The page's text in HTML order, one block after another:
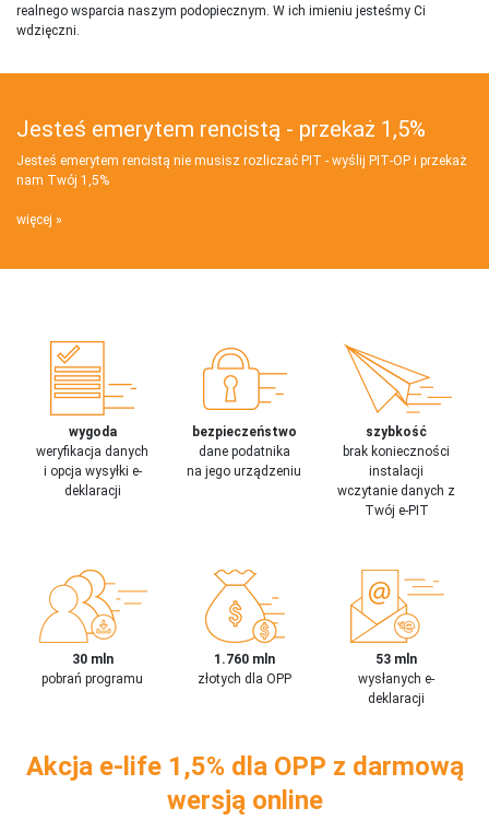
realnego wsparcia naszym podopiecznym. W ich imieniu jesteśmy Ci
wdzięczni.
Jesteś emerytem rencistą - przekaż 1,5%
Jesteś emerytem rencistą nie musisz rozliczać PIT - wyślij PIT‑OP i przekaż
nam Twój 1,5%
więcej
wygoda
weryfikacja danych
i opcja wysyłki e-
deklaracji
bezpieczeństwo
dane podatnika
na jego urządzeniu
szybkość
brak konieczności
instalacji
wczytanie danych z
Twój e-PIT
30 mln
pobrań programu
1.760 mln
złotych dla OPP
53 mln
wysłanych e-
deklaracji
Akcja e-life 1,5% dla OPP z darmową
wersją online